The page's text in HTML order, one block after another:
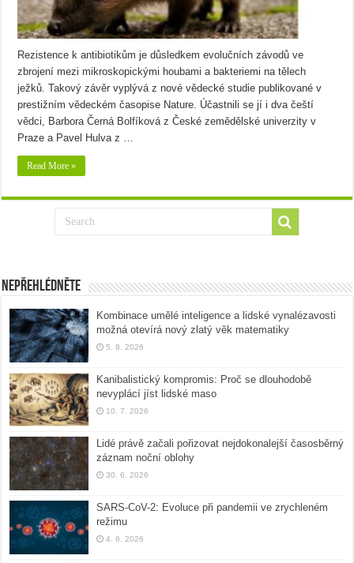
Rezistence k antibiotikům je důsledkem evolučních závodů ve
zbrojení mezi mikroskopickými houbami a bakteriemi na tělech
ježků. Takový závěr vyplývá z nové vědecké studie publikované v
prestižním vědeckém časopise Nature. Účastnili se jí i dva čeští
vědci, Barbora Černá Bolfíková z České zemědělské univerzity v
Praze a Pavel Hulva z …
Read More »
Nepřehlédněte
Kombinace umělé inteligence a lidské vynalézavosti
možná otevírá nový zlatý věk matematiky
5. 8. 2026
Kanibalistický kompromis: Proč se dlouhodobě
nevyplácí jíst lidské maso
10. 7. 2026
Lidé právě začali pořizovat nejdokonalejší časosběrný
záznam noční oblohy
30. 6. 2026
SARS-CoV-2: Evoluce při pandemii ve zrychleném
režimu
4. 6. 2026